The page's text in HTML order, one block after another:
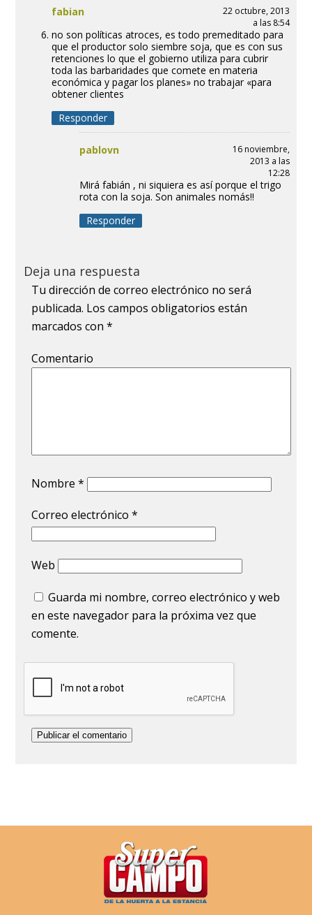
fabian
22 octubre, 2013
a las 8:54
no son políticas atroces, es todo premeditado para
que el productor solo siembre soja, que es con sus
retenciones lo que el gobierno utiliza para cubrir
toda las barbaridades que comete en materia
económica y pagar los planes» no trabajar «para
obtener clientes
Responder
pablovn
16 noviembre,
2013 a las
12:28
Mirá fabián , ni siquiera es así porque el trigo
rota con la soja. Son animales nomás!!
Responder
Deja una respuesta
Tu dirección de correo electrónico no será
publicada. Los campos obligatorios están
marcados con*
Comentario
Nombre*
Correo electrónico*
Web
Guarda mi nombre, correo electrónico y web
en este navegador para la próxima vez que
comente.